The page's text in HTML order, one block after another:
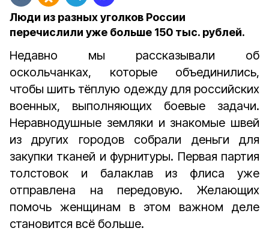
Люди из разных уголков России
перечислили уже больше 150 тыс. рублей.
Недавно мы рассказывали об
оскольчанках, которые объединились,
чтобы шить тёплую одежду для российских
военных, выполняющих боевые задачи.
Неравнодушные земляки и знакомые швей
из других городов собрали деньги для
закупки тканей и фурнитуры. Первая партия
толстовок и балаклав из флиса уже
отправлена на передовую. Желающих
помочь женщинам в этом важном деле
становится всё больше.